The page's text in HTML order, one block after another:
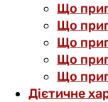
Що
Що
Що
Що
Що
Дієтичне